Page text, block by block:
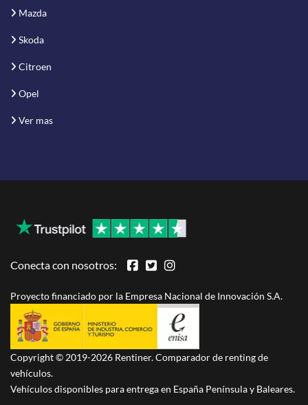
Mazda
Skoda
Citroen
Opel
Ver mas
Conecta con nosotros:
Proyecto financiado por la Empresa Nacional de Innovación S.A.
Copyright © 2019-2026 Rentiner. Comparador de renting de
vehículos.
Vehículos disponibles para entrega en España Península y Baleares.